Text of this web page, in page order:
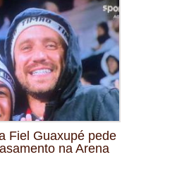
Fiel Guaxupé pede
na Arena